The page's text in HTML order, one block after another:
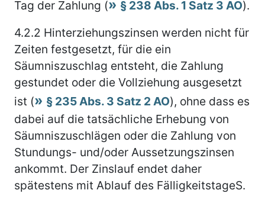
Tag der Zahlung (
§ 238 Abs. 1 Satz 3 AO).
4.2.2 Hinterziehungszinsen werden nicht für
Zeiten festgesetzt, für die ein
Säumniszuschlag entsteht, die Zahlung
gestundet oder die Vollziehung ausgesetzt
ist (
§ 235 Abs. 3 Satz 2 AO), ohne dass es
dabei auf die tatsächliche Erhebung von
Säumniszuschlägen oder die Zahlung von
Stundungs- und/oder Aussetzungszinsen
ankommt. Der Zinslauf endet daher
spätestens mit Ablauf des FälligkeitstageS.